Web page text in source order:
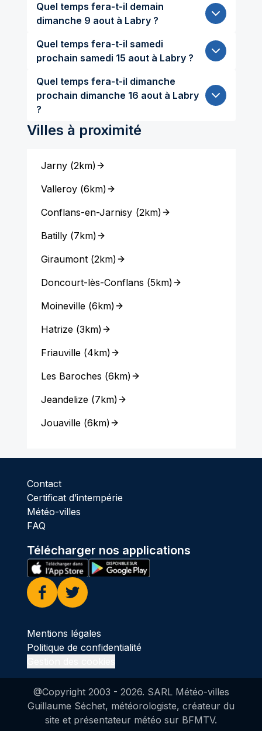
Quel temps fera-t-il demain
dimanche 9 aout à Labry ?
Quel temps fera-t-il samedi
prochain samedi 15 aout à Labry ?
Quel temps fera-t-il dimanche
prochain dimanche 16 aout à Labry
?
Villes à proximité
Jarny(2km)
Valleroy(6km)
Conflans-en-Jarnisy (2km)
Batilly(7km)
Giraumont(2km)
Doncourt-lès-Conflans (5km)
Moineville(6km)
Hatrize(3km)
Friauville(4km)
Les Baroches (6km)
Jeandelize(7km)
Jouaville(6km)
Contact
Certificat d’intempérie
Météo-villes
FAQ
Télécharger nos applications
Facebook
Twitter
Mentions légales
Politique de confidentialité
@Copyright 2003 - 2026. SARL Météo-villes
Guillaume Séchet, météorologiste, créateur du
site et présentateur météo sur BFMTV.